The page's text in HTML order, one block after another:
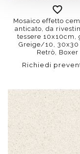
Mosaico effetto
anticato, da
tessere 10x10cm,
Greige/10,
Retrò, Boxer
Richiedi